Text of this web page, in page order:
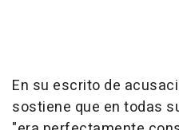
En su escrito de
sostiene que en todas